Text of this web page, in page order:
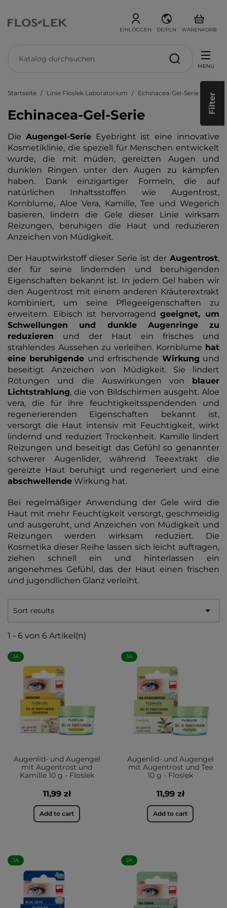
EINLOGGEN DE/PLN WARENKORB
MENU
Startseite Linie Floslek Laboratorium Echinacea-Gel-Serie
Echinacea-Gel-Serie
Die Augengel-SerieEyebright ist eine innovative
Kosmetiklinie, die speziell für Menschen entwickelt
wurde, die mit müden, gereizten Augen und
dunklen Ringen unter den Augen zu kämpfen
haben. Dank einzigartiger Formeln, die auf
natürlichen Inhaltsstoffen wie Augentrost,
Kornblume, Aloe Vera, Kamille, Tee und Wegerich
basieren, lindern die Gele dieser Linie wirksam
Reizungen, beruhigen die Haut und reduzieren
Anzeichen von Müdigkeit.
Der Hauptwirkstoff dieser Serie ist der Augentrost,
der für seine lindernden und beruhigenden
Eigenschaften bekannt ist. In jedem Gel haben wir
den Augentrost mit einem anderen Kräuterextrakt
kombiniert, um seine Pflegeeigenschaften zu
erweitern. Eibisch ist hervorragendgeeignet, um
Schwellungen und dunkle Augenringe zu
reduzieren und der Haut ein frisches und
strahlendes Aussehen zu verleihen. Kornblume hat
eine beruhigende und erfrischende Wirkung und
beseitigt Anzeichen von Müdigkeit. Sie lindert
Rötungen und die Auswirkungen von blauer
Lichtstrahlung, die von Bildschirmen ausgeht. Aloe
vera, die für ihre feuchtigkeitsspendenden und
regenerierenden Eigenschaften bekannt ist,
versorgt die Haut intensiv mit Feuchtigkeit, wirkt
lindernd und reduziert Trockenheit. Kamille lindert
Reizungen und beseitigt das Gefühl so genannter
schwerer Augenlider, während Teeextrakt die
gereizte Haut beruhigt und regeneriert und eine
abschwellende Wirkung hat.
Bei regelmäßiger Anwendung der Gele wird die
Haut mit mehr Feuchtigkeit versorgt, geschmeidig
und ausgeruht, und Anzeichen von Müdigkeit und
Reizungen werden wirksam reduziert. Die
Kosmetika dieser Reihe lassen sich leicht auftragen,
ziehen schnell ein und hinterlassen ein
angenehmes Gefühl, das der Haut einen frischen
und jugendlichen Glanz verleiht.
Sort results 
Filter
1 - 6 von 6 Artikel(n)
JA
Augenlid- und Augengel
mit Augentrost und
Kamille 10 g - Floslek
11,99 zł
Add to cart
JA
Augenlid- und Augengel
mit Augentrost und Tee
10 g - Floslek
11,99 zł
Add to cart
JA JA